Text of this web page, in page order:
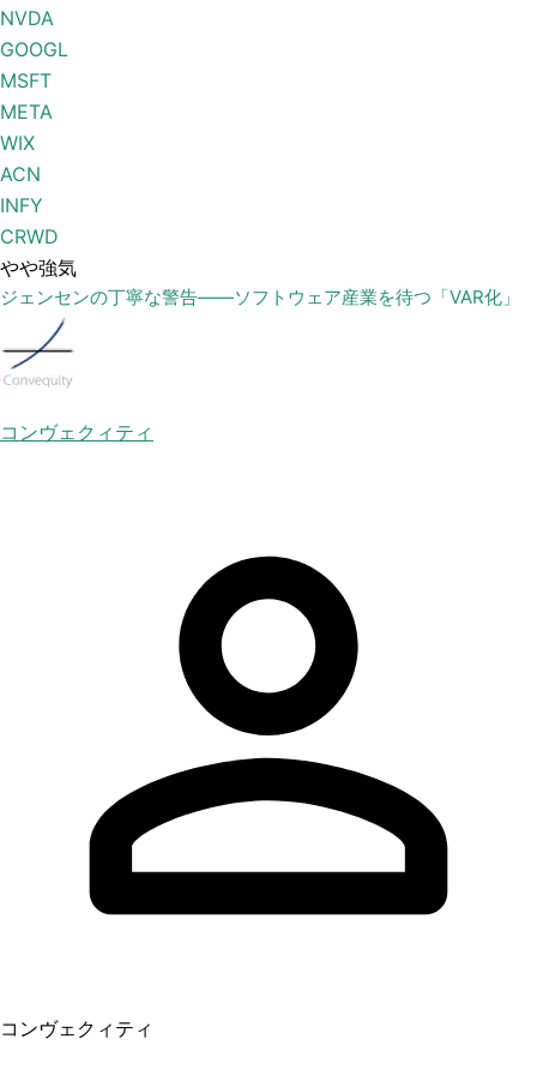
NVDA
GOOGL
MSFT
META
WIX
ACN
INFY
CRWD
やや強気
ジェンセンの丁寧な警告——ソフトウェア産業を待つ「VAR化」
コンヴェクィティ
コンヴェクィティ